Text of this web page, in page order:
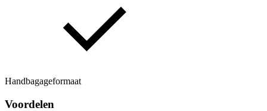
Handbagageformaat
Voordelen